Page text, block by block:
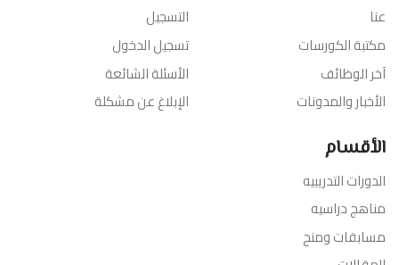
عنا
مكتبة الكورسات
آخر الوظائف
الأخبار والمدونات
التسجيل
تسجيل الدخول
الأسئلة الشائعة
الإبلاغ عن مشكلة
الأقسام
الدورات التدريبيه
مناهج دراسيه
مسابقات ومنح